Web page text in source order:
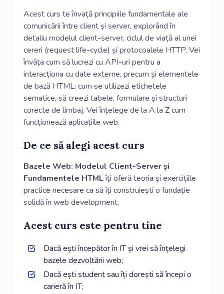
Acest curs te învață principiile fundamentale ale
comunicării între client și server, explorând în
detaliu modelul client-server, ciclul de viață al unei
cereri (request life-cycle) și protocoalele HTTP. Vei
învăța cum să lucrezi cu API-uri pentru a
interacționa cu date externe, precum și elementele
de bază HTML: cum se utilizezi etichetele
sematice, să creezi tabele, formulare și structuri
corecte de limbaj. Vei înțelege de la A la Z cum
funcționează aplicațiile web.
De ce să alegi acest curs
Bazele Web: Modelul Client-Server și
Fundamentele HTMLîți oferă teoria și exercițiile
practice necesare ca să îți construiești o fundație
solidă în web development.
Acest curs este pentru tine
Dacă ești începător în IT și vrei să înțelegi
bazele dezvoltării web;
Dacă ești student sau îți dorești să începi o
carieră în IT;